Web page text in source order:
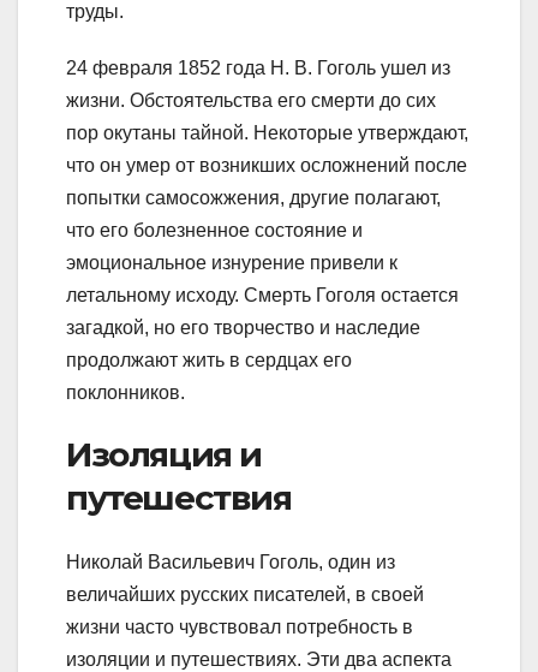
труды.
24 февраля 1852 года Н. В. Гоголь ушел из
жизни. Обстоятельства его смерти до сих
пор окутаны тайной. Некоторые утверждают,
что он умер от возникших осложнений после
попытки самосожжения, другие полагают,
что его болезненное состояние и
эмоциональное изнурение привели к
летальному исходу. Смерть Гоголя остается
загадкой, но его творчество и наследие
продолжают жить в сердцах его
поклонников.
Изоляция и
путешествия
Николай Васильевич Гоголь, один из
величайших русских писателей, в своей
жизни часто чувствовал потребность в
изоляции и путешествиях. Эти два аспекта